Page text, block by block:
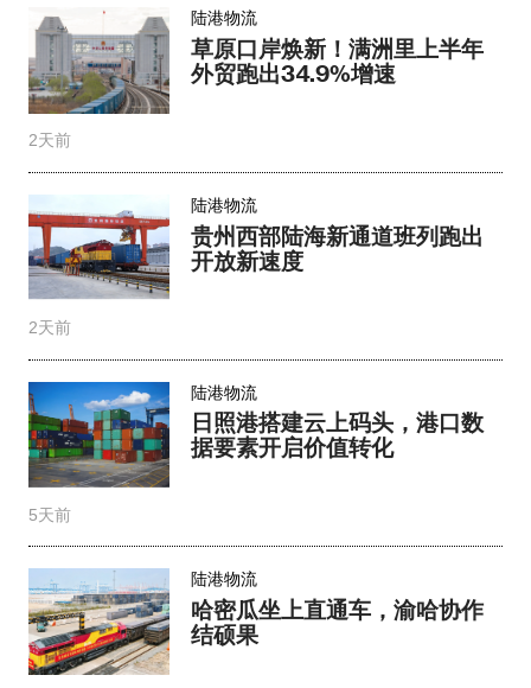
陆港物流
草原口岸焕新！满洲里上半年
外贸跑出34.9%增速
2天前
陆港物流
贵州西部陆海新通道班列跑出
开放新速度
2天前
陆港物流
日照港搭建云上码头，港口数
据要素开启价值转化
5天前
陆港物流
哈密瓜坐上直通车，渝哈协作
结硕果